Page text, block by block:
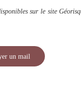
sur le site
un mail